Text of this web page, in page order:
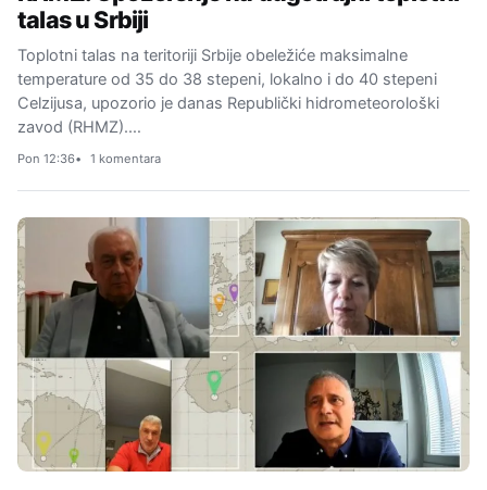
talas u Srbiji
Toplotni talas na teritoriji Srbije obeležiće maksimalne
temperature od 35 do 38 stepeni, lokalno i do 40 stepeni
Celzijusa, upozorio je danas Republički hidrometeorološki
zavod (RHMZ).…
Pon 12:36 1 komentara